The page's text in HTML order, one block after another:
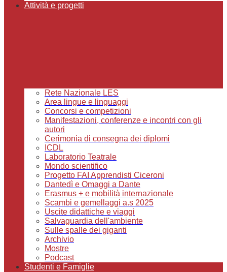
Attività e progetti
Rete Nazionale LES
Area lingue e linguaggi
Concorsi e competizioni
Manifestazioni, conferenze e incontri con gli
autori
Cerimonia di consegna dei diplomi
ICDL
Laboratorio Teatrale
Mondo scientifico
Progetto FAI Apprendisti Ciceroni
Dantedì e Omaggi a Dante
Erasmus + e mobilità internazionale
Scambi e gemellaggi a.s 2025
Uscite didattiche e viaggi
Salvaguardia dell'ambiente
Sulle spalle dei giganti
Archivio
Mostre
Podcast
Studenti e Famiglie